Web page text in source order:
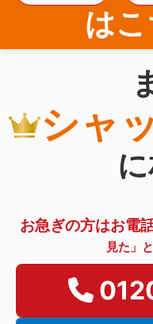
は
シャ
お急ぎの方はお電
見た」